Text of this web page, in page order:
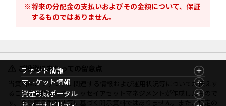
将来の分配金の支払いおよびその金額について、保証
するものではありません。
ご投資にあたっての留意点
当資料は、ファンドに関連する情報および運用状況等についてお伝えす
ることを目的として、ニッセイアセットマネジメントが作成したもので
す。金融商品取引法等に基づく開示資料ではありません。また、特定の
ファンド情報
ファンド情報TOP
基準価額一覧
ファンド検索
マーケット情報
マーケット情報TOP
マーケット指数
資産形成ポータル
資産形成ポータルTOP